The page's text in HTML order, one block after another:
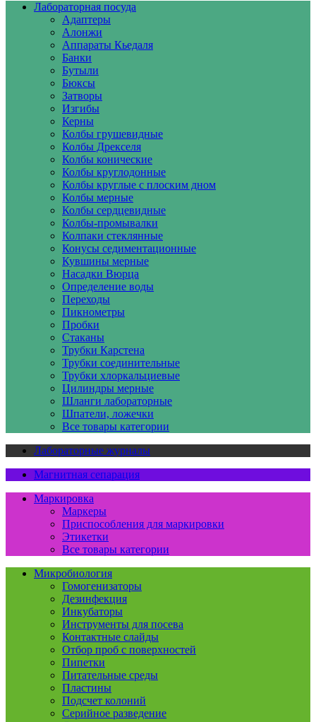
Лабораторная посуда
Адаптеры
Алонжи
Аппараты Кьедаля
Банки
Бутыли
Бюксы
Затворы
Изгибы
Керны
Колбы грушевидные
Колбы Дрекселя
Колбы конические
Колбы круглодонные
Колбы круглые с плоским дном
Колбы мерные
Колбы сердцевидные
Колбы-промывалки
Колпаки стеклянные
Конусы седиментационные
Кувшины мерные
Насадки Вюрца
Определение воды
Переходы
Пикнометры
Пробки
Стаканы
Трубки Карстена
Трубки соединительные
Трубки хлоркальциевые
Цилиндры мерные
Шланги лабораторные
Шпатели, ложечки
Все товары категории
Лабораторные журналы
Магнитная сепарация
Маркировка
Маркеры
Приспособления для маркировки
Этикетки
Все товары категории
Микробиология
Гомогенизаторы
Дезинфекция
Инкубаторы
Инструменты для посева
Контактные слайды
Отбор проб с поверхностей
Пипетки
Питательные среды
Пластины
Подсчет колоний
Серийное разведение